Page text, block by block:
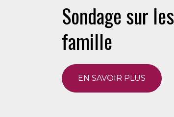
Sondage sur
famille
EN SAVOIR PLUS